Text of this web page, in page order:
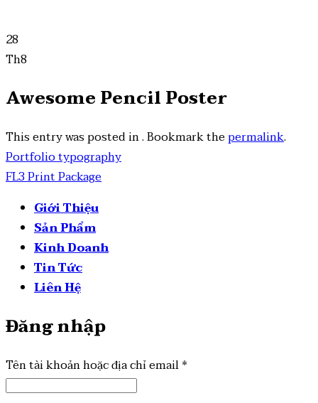
28
Th8
Awesome Pencil Poster
This entry was posted in . Bookmark thepermalink.
Portfolio typography
FL3 Print Package
Giới Thiệu
Sản Phẩm
Kinh Doanh
Tin Tức
Liên Hệ
Đăng nhập
Tên tài khoản hoặc địa chỉ email*